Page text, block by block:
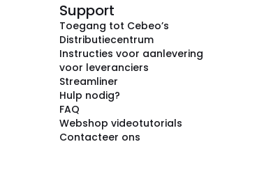
Support
Toegang tot Cebeo’s
Distributiecentrum
Instructies voor aanlevering
voor leveranciers
Streamliner
Hulp nodig?
FAQ
Webshop videotutorials
Contacteer ons